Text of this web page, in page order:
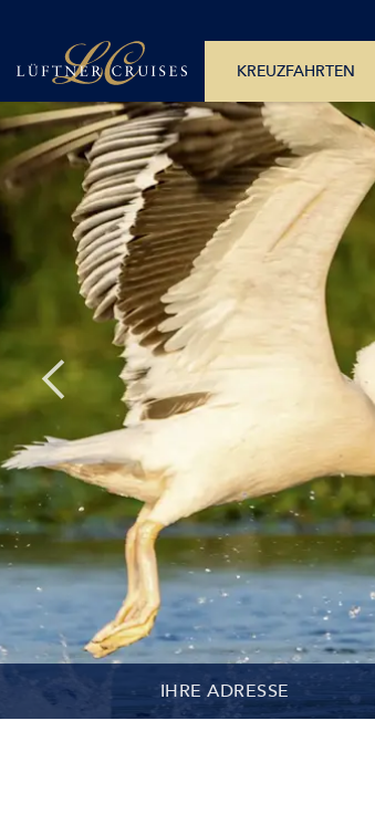
IHRE ADRESSE
KREUZFAHRTEN
Alle Monate Mo – Fr 08:00 – 18:00 Uhr